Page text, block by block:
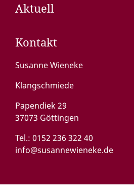
Aktuell
Kontakt
Susanne Wieneke
Klangschmiede
Papendiek 29
37073 Göttingen
Tel.: 0152 236 322 40
info@susannewieneke.de